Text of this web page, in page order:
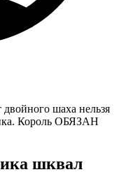
шаха нельзя
Король ОБЯЗАН
шквал